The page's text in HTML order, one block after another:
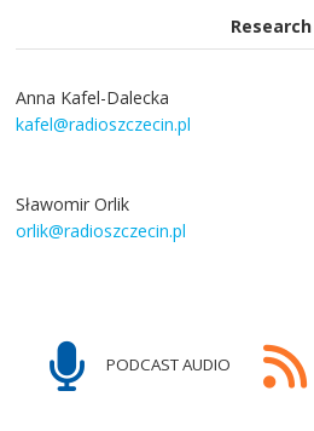
Research
Anna Kafel-Dalecka
kafel@radioszczecin.pl
Sławomir Orlik
orlik@radioszczecin.pl
PODCAST AUDIO